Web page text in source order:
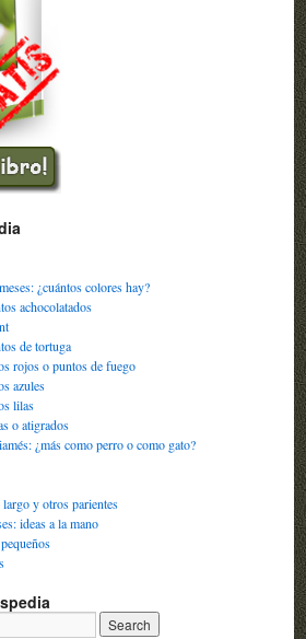
¿cuántos colores hay?
achocolatados
de tortuga
rojos o puntos de fuego
azules
lilas
o atigrados
¿más como perro o como gato?
y otros parientes
ideas a la mano